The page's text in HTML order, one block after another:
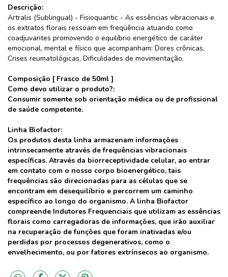
Descrição:
Artralis (Sublingual) - Fisioquantic - As essências vibracionais e
os extratos florais ressoam em freqüência atuando como
coadjuvantes promovendo o equilíbrio energético de caráter
emocional, mental e físico que acompanham: Dores crônicas,
Crises reumatológicas, Dificuldades de movimentação.
Composição [ Frasco de 50ml ]
Como devo utilizar o produto?:
Consumir somente sob orientação médica ou de profissional
de saúde competente.
Linha Biofactor:
Os produtos desta linha armazenam informações
intrinsecamente através de frequências vibracionais
específicas. Através da biorreceptividade celular, ao entrar
em contato com o nosso corpo bioenergético, tais
frequências são direcionadas para as células que se
encontram em desequilíbrio e percorrem um caminho
específico ao longo do organismo. A linha Biofactor
compreende Indutores Frequenciais que utilizam as essências
florais como carregadoras de informações, que irão auxiliar
na recuperação de funções que foram inativadas e/ou
perdidas por processos degenerativos, como o
envelhecimento, ou por fatores extrínsecos ao organismo.